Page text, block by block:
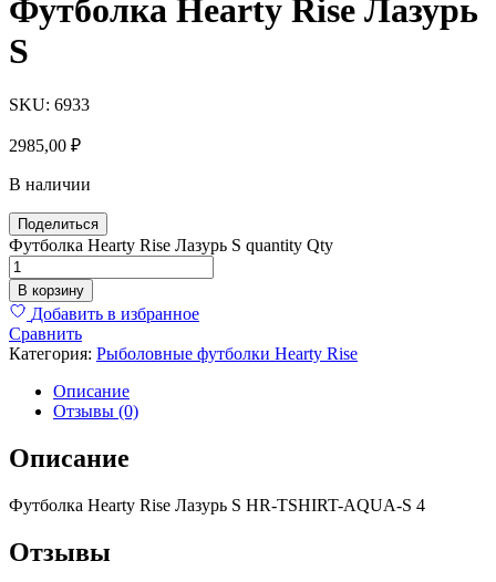
Футболка Hearty Rise Лазурь
S
SKU: 6933
2985,00 ₽
В наличии
Поделиться
Футболка Hearty Rise Лазурь S quantity QtyФутболка
quantity
В корзину
Добавить в избранное
Сравнить
Категория: Рыболовные футболки Hearty Rise
Описание
Отзывы (0)
Описание
Футболка Hearty Rise Лазурь S HR-TSHIRT-AQUA-S 4
Отзывы